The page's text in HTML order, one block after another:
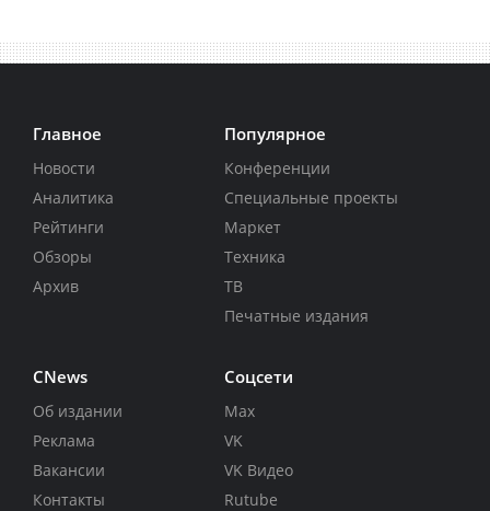
Главное
Новости
Аналитика
Рейтинги
Обзоры
Архив
Популярное
Конференции
Специальные проекты
Маркет
Техника
ТВ
Печатные издания
CNews
Об издании
Реклама
Вакансии
Контакты
Соцсети
Max
VK
VK Видео
Rutube